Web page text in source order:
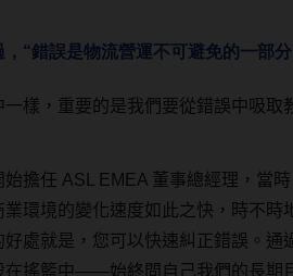
“錯誤是物流營運不可避免的一部
樣，重要的是我們要從錯誤中吸取
始擔任 ASL EMEA 董事總經理，當
環境的變化速度如此之快，時不
處就是，您可以快速糾正錯誤。
搖籃中——始終問自己我們的長期